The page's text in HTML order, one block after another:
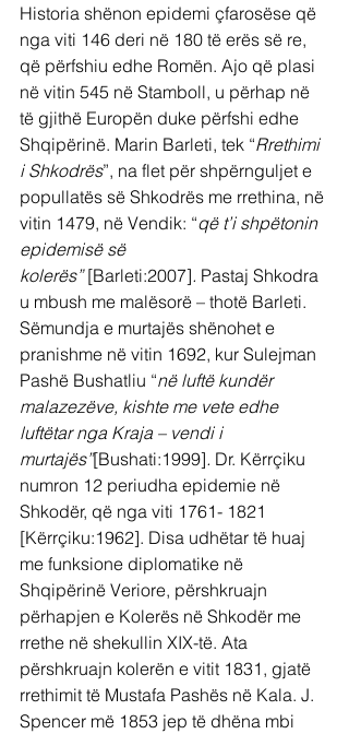
Historia shënon epidemi çfarosëse që
nga viti 146 deri në 180 të erës së re,
që përfshiu edhe Romën. Ajo që plasi
në vitin 545 në Stamboll, u përhap në
të gjithë Europën duke përfshi edhe
Shqipërinë. Marin Barleti, tek “Rrethimi
i Shkodrës”, na flet për shpërnguljet e
popullatës së Shkodrës me rrethina, në
vitin 1479, në Vendik: “që t’i shpëtonin
epidemisë së
kolerës” [Barleti:2007]. Pastaj Shkodra
u mbush me malësorë – thotë Barleti.
Sëmundja e murtajës shënohet e
pranishme në vitin 1692, kur Sulejman
Pashë Bushatliu “në luftë kundër
malazezëve, kishte me vete edhe
luftëtar nga Kraja – vendi i
murtajës”[Bushati:1999]. Dr. Kërrçiku
numron 12 periudha epidemie në
Shkodër, që nga viti 1761- 1821
[Kërrçiku:1962]. Disa udhëtar të huaj
me funksione diplomatike në
Shqipërinë Veriore, përshkruajn
përhapjen e Kolerës në Shkodër me
rrethe në shekullin XIX-të. Ata
përshkruajn kolerën e vitit 1831, gjatë
rrethimit të Mustafa Pashës në Kala. J.
Spencer më 1853 jep të dhëna mbi